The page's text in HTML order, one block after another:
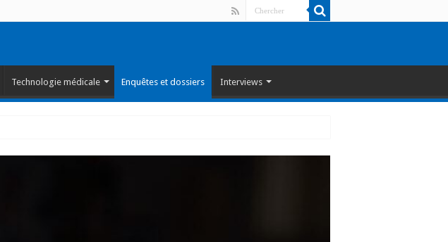
Technologie médicale Enquêtes et dossiers Interviews